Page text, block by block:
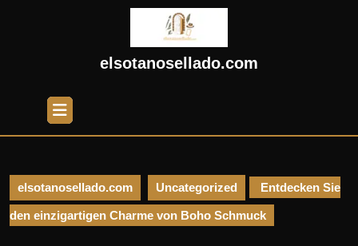
elsotanosellado.com
Open
Button
elsotanosellado.com Uncategorized Entdecken Sie
den einzigartigen Charme von Boho Schmuck